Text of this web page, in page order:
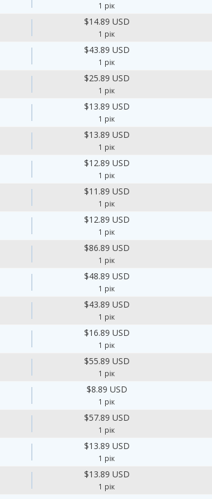
1 рік
$14.89 USD
1 рік
$43.89 USD
1 рік
$25.89 USD
1 рік
$13.89 USD
1 рік
$13.89 USD
1 рік
$12.89 USD
1 рік
$11.89 USD
1 рік
$12.89 USD
1 рік
$86.89 USD
1 рік
$48.89 USD
1 рік
$43.89 USD
1 рік
$16.89 USD
1 рік
$55.89 USD
1 рік
$8.89 USD
1 рік
$57.89 USD
1 рік
$13.89 USD
1 рік
$13.89 USD
1 рік